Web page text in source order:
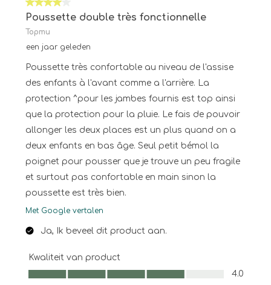
4 van 5 sterren.
Poussette double très fonctionnelle
Topmu
een jaar geleden
Poussette très confortable au niveau de l'assise
des enfants à l'avant comme a l'arrière. La
protection ^pour les jambes fournis est top ainsi
que la protection pour la pluie. Le fais de pouvoir
allonger les deux places est un plus quand on a
deux enfants en bas âge. Seul petit bémol la
poignet pour pousser que je trouve un peu fragile
et surtout pas confortable en main sinon la
poussette est très bien.
Met Google vertalen
Ja, Ik beveel dit product aan.
Kwaliteit van product
Kwaliteit van product, 4.0 van 5
4.0